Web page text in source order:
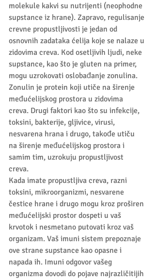
molekule kakvi su nutrijenti (neophodne
supstance iz hrane). Zapravo, regulisanje
crevne propustljivosti je jedan od
osnovnih zadataka ćelija koje se nalaze u
zidovima creva. Kod osetljivih ljudi, neke
supstance, kao što je gluten na primer,
mogu uzrokovati oslobađanje zonulina.
Zonulin je protein koji utiče na širenje
međućelijskog prostora u zidovima
creva. Drugi faktori kao što su infekcije,
toksini, bakterije, gljivice, virusi,
nesvarena hrana i drugo, takođe utiču
na širenje međućelijskog prostora i
samim tim, uzrokuju propustljivost
creva.
Kada imate propustljiva creva, razni
toksini, mikroorganizmi, nesvarene
čestice hrane i drugo mogu kroz proširen
međućelijski prostor dospeti u vaš
krvotok i nesmetano putovati kroz vaš
organizam. Vaš imuni sistem prepoznaje
ove strane supstance kao opasne i
napada ih. Imuni odgovor vašeg
organizma dovodi do pojave najrazličitijih